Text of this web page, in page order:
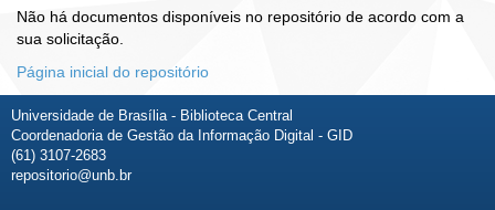
Não há documentos disponíveis no repositório de acordo com a
sua solicitação.
Página inicial do repositório
Universidade de Brasília - Biblioteca Central
Coordenadoria de Gestão da Informação Digital - GID
(61) 3107-2683
repositorio@unb.br